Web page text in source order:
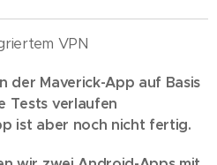
VPN
der Maverick-App auf Basis
Tests verlaufen
ist aber noch nicht fertig.